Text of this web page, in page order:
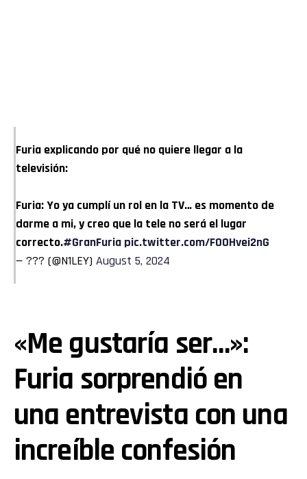
Furia explicando por qué no quiere llegar a la
televisión:
Furia: Yo ya cumplí un rol en la TV… es momento de
darme a mi, y creo que la tele no será el lugar
correcto.#GranFuria pic.twitter.com/FO0Hvei2nG
— ??? (@N1LEY) August 5, 2024
«Me gustaría ser…»:
Furia sorprendió en
una entrevista con una
increíble confesión